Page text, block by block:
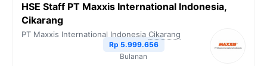
o
o
e
r
A
i
k
HSE Staff PT Maxxis International Indonesia,
Cikarang
PT Maxxis International Indonesia Cikarang
Rp 5.999.656
Bulanan